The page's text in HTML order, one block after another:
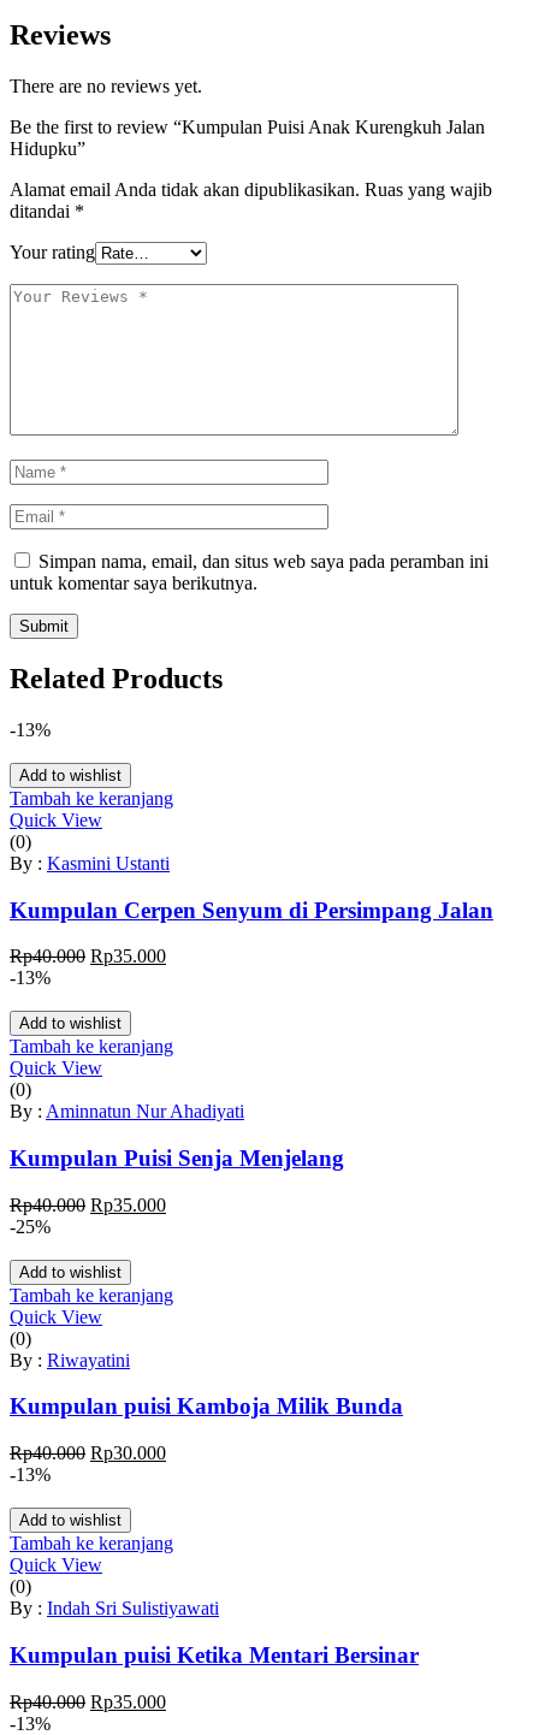
Reviews
There are no reviews yet.
Be the first to review “Kumpulan Puisi Anak Kurengkuh Jalan
Hidupku”
Alamat email Anda tidak akan dipublikasikan. Ruas yang wajib
ditandai *
Your rating
Simpan nama, email, dan situs web saya pada peramban ini
untuk komentar saya berikutnya.
Related Products
-13%
Add to wishlist
Tambah ke keranjang
Quick View
(0)
By : Kasmini Ustanti
Kumpulan Cerpen Senyum di Persimpang Jalan
Rp40.000 Harga
Rp40.000.
Rp35.000Harga
Rp35.000.
-13%
Add to wishlist
Tambah ke keranjang
Quick View
(0)
By : Aminnatun Nur Ahadiyati
Kumpulan Puisi Senja Menjelang
Rp40.000 Harga
Rp40.000.
Rp35.000Harga
Rp35.000.
-25%
Add to wishlist
Tambah ke keranjang
Quick View
(0)
By : Riwayatini
Kumpulan puisi Kamboja Milik Bunda
Rp40.000 Harga
Rp40.000.
Rp30.000Harga
Rp30.000.
-13%
Add to wishlist
Tambah ke keranjang
Quick View
(0)
By : Indah Sri Sulistiyawati
Kumpulan puisi Ketika Mentari Bersinar
Rp40.000 Harga
Rp35.000Harga
-13%